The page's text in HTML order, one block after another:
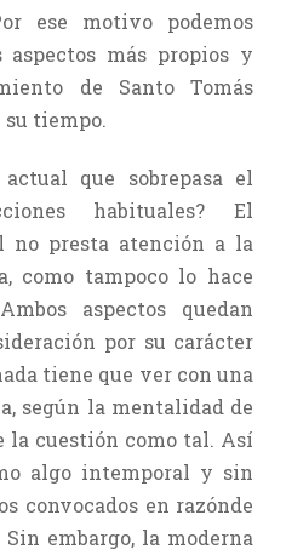
ese motivo podemos
más propios y
de Santo Tomás
su tiempo.
que sobrepasa el
habituales? El
no presta atención a la
como tampoco lo hace
aspectos quedan
por su carácter
tiene que ver con una
según la mentalidad de
la cuestión como tal. Así
algo intemporal y sin
convocados en razónde
embargo, la moderna